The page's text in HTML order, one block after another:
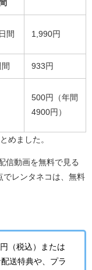
間
間 1,990円
933円
500円（年間
4900円）
めました。
信動画を無料で見る
でレンタネコは、無料
（税込）または
送特典や、プラ